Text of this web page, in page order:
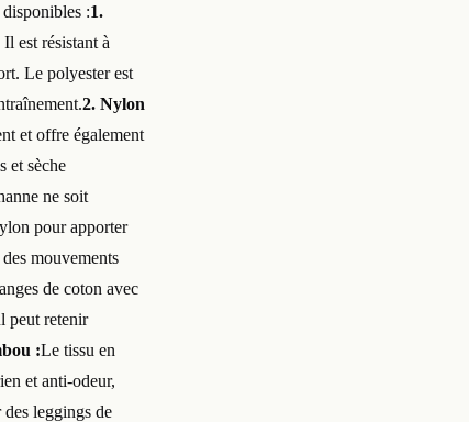
:1.
est résistant à
Le polyester est
2. Nylon
et offre également
et sèche
ne soit
pour apporter
mouvements
de coton avec
peut retenir
:Le tissu en
et anti-odeur,
leggings de